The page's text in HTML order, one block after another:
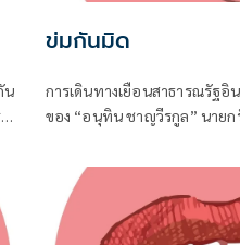
น
ข่มกันมิด
การเดินทางเยือนสาธารณรัฐอิ
ของ “อนุทิน ชาญวีรกูล” นาย
ครั้งประวัติศาสตร์ ที่สะท้อนถึง
ประเทศไทยบนเวทีโลกได้อย่า